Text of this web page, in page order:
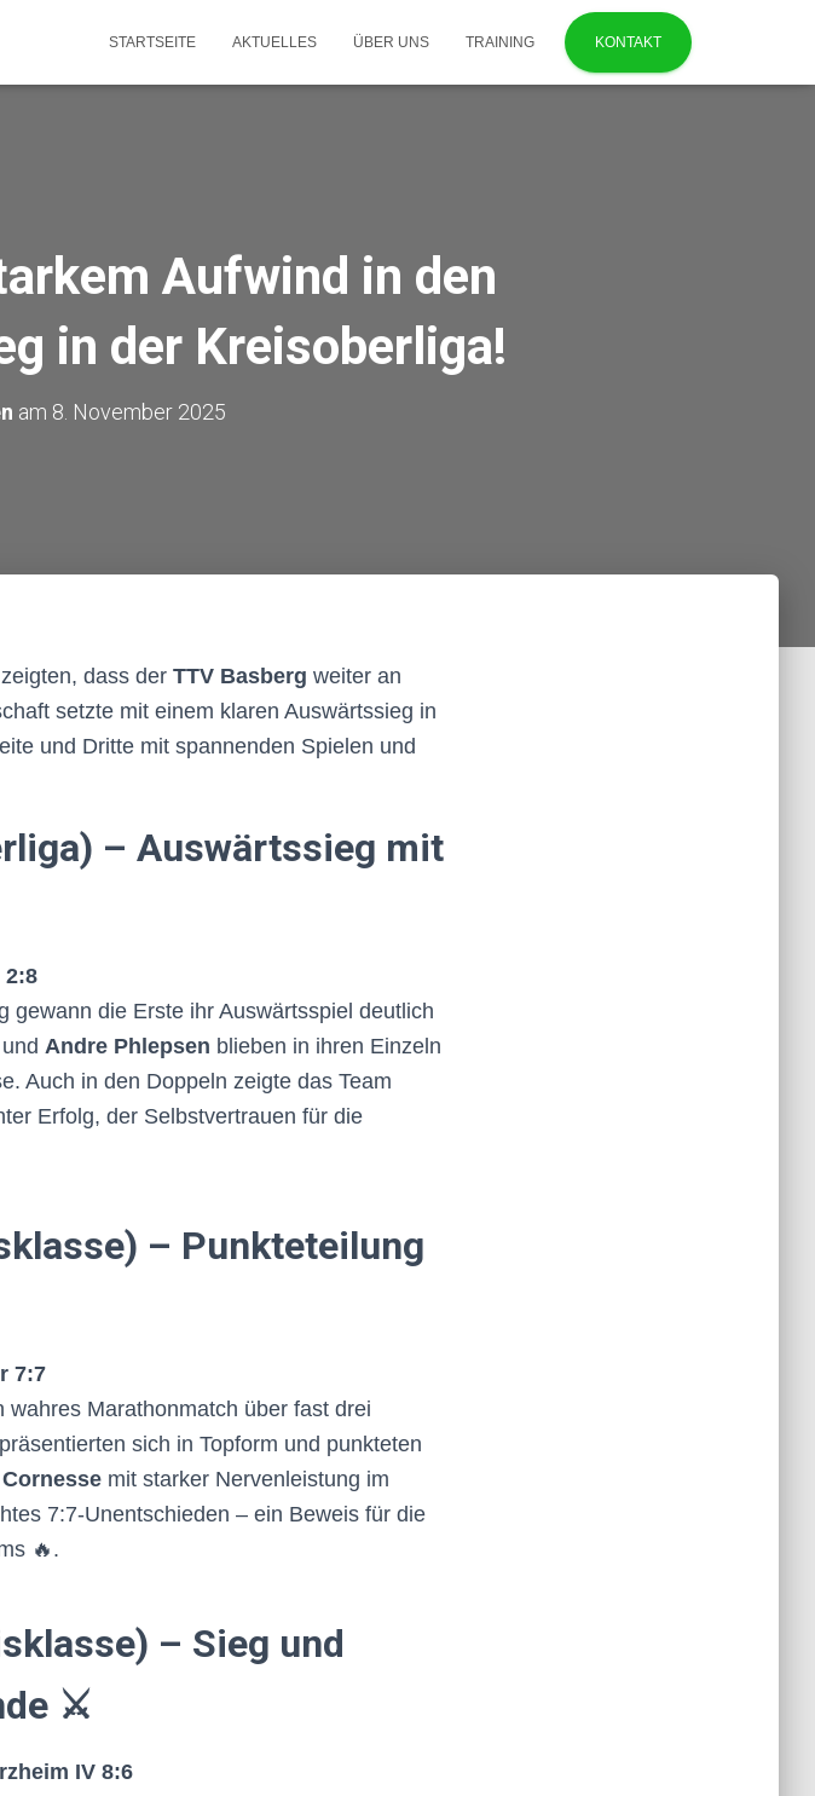
STARTSEITE AKTUELLES ÜBER UNS TRAINING KONTAKT
Aufwind in den
in der Kreisoberliga!
am 8. November 2025
dass der TTV Basberg weiter an
setzte mit einem klaren Auswärtssieg in
und Dritte mit spannenden Spielen und
– Auswärtssieg mit
2:8
gewann die Erste ihr Auswärtsspiel deutlich
und Andre Phlepsen blieben in ihren Einzeln
Auch in den Doppeln zeigte das Team
Erfolg, der Selbstvertrauen für die
– Punkteteilung
7:7
Marathonmatch über fast drei
präsentierten sich in Topform und punkteten
mit starker Nervenleistung im
7:7-Unentschieden – ein Beweis für die
🔥.
– Sieg und
⚔️
IV 8:6